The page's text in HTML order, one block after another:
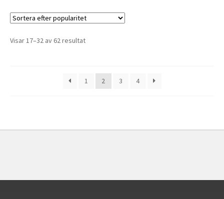
Visar 17–32 av 62 resultat
1 2 3 4